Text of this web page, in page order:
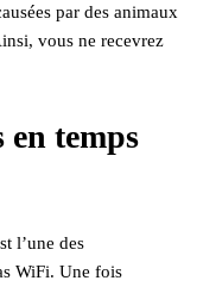
par des animaux
vous ne recevrez
en temps
l’une des
WiFi. Une fois